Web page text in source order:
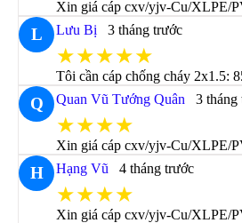
Xin giá cáp cxv/yjv-Cu/XLPE/
L Lưu Bị 3 tháng trước
★★★★★
Tôi cần cáp chống cháy 2x1.5:
Q Quan Vũ Tướng Quân 3 tháng
★★★★
Xin giá cáp cxv/yjv-Cu/XLPE/
H Hạng Vũ 4 tháng trước
★★★★
Xin giá cáp cxv/yjv-Cu/XLPE/